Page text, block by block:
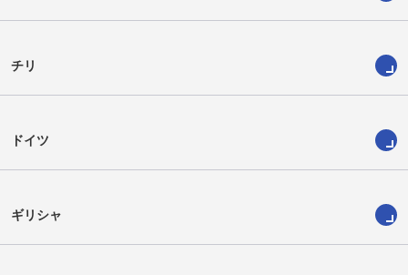
チリ
ドイツ
ギリシャ